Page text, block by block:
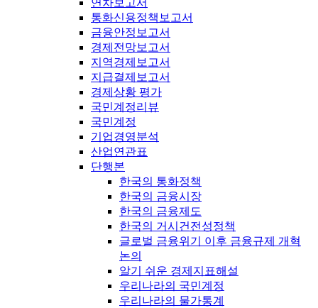
연차보고서
통화신용정책보고서
금융안정보고서
경제전망보고서
지역경제보고서
지급결제보고서
경제상황 평가
국민계정리뷰
국민계정
기업경영분석
산업연관표
단행본
한국의 통화정책
한국의 금융시장
한국의 금융제도
한국의 거시건전성정책
글로벌 금융위기 이후 금융규제 개혁
논의
알기 쉬운 경제지표해설
우리나라의 국민계정
우리나라의 물가통계